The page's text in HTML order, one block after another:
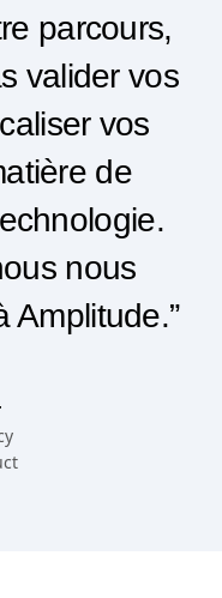
parcours,
valider vos
vos
de
nous
Amplitude.”